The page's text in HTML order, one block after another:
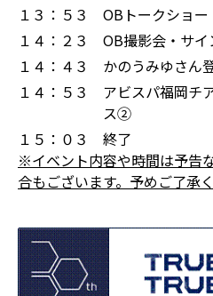
１３：５３
OBトークショー
１４：２３
OB撮影会・サイ
１４：４３
かのうみゆさん
１４：５３
アビスパ福岡チ
ス②
１５：０３
終了
※イベント内容や時間は予告
合もございます。予めご了承